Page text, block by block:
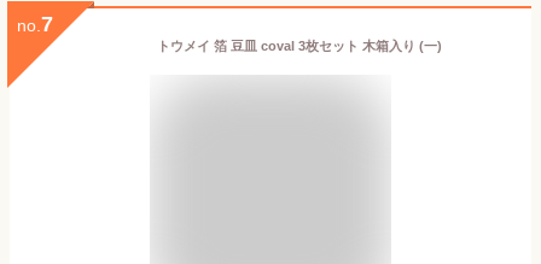
no. 7
トウメイ 箔 豆皿 coval 3枚セット 木箱入り (一)